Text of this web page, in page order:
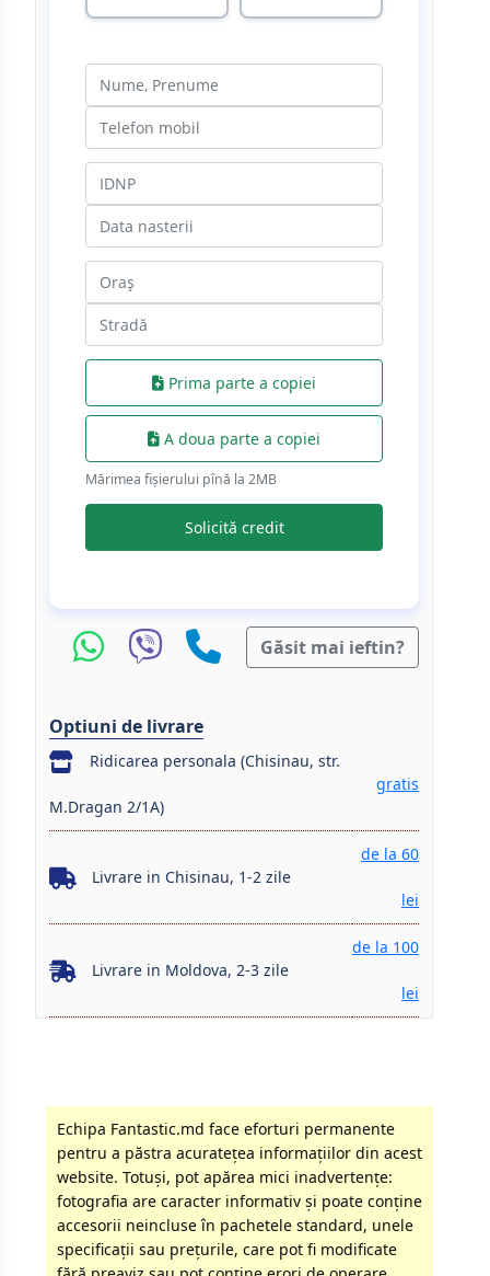
Prima parte a copiei
A doua parte a copiei
Mărimea fișierului pînă la 2МB
Solicită credit
Găsit mai ieftin?
Optiuni de livrare
Ridicarea personala (Chisinau, str.
M.Dragan 2/1A)
gratis
Livrare in Chisinau, 1-2 zile
de la 60
lei
Livrare in Moldova, 2-3 zile
de la 100
lei
Echipa Fantastic.md face eforturi permanente
pentru a păstra acurateţea informaţiilor din acest
website. Totuși, pot apărea mici inadvertenţe:
fotografia are caracter informativ şi poate conţine
accesorii neincluse în pachetele standard, unele
specificaţii sau preţurile, care pot fi modificate